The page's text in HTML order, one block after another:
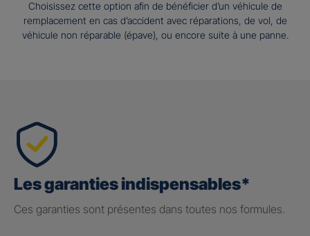
Choisissez cette option afin de bénéficier d’un véhicule de
remplacement en cas d’accident avec réparations, de vol, de
véhicule non réparable (épave), ou encore suite à une panne.
Les garanties indispensables*
Ces garanties sont présentes dans toutes nos formules.